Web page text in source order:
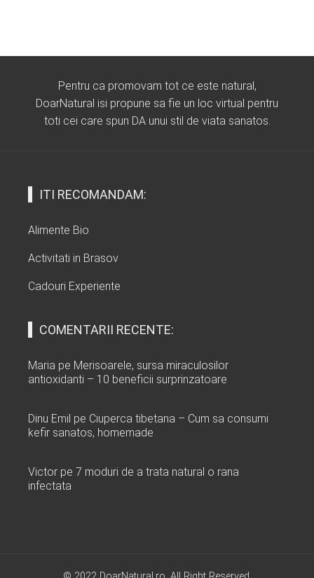
Pentru ca promovam tot ce este natural,
DoarNatural isi propune sa fie un loc virtual pentru
toti cei care spun DA unui stil de viata sanatos.
ITI RECOMANDAM:
Alimente Bio
Activitati in Brasov
Cadouri Experiente
COMENTARII RECENTE:
Maria pe Merisoarele, sursa miraculosilor
antioxidanti – 10 beneficii surprinzatoare
Dinu Emil pe Ciuperca tibetana – Cum sa consumi
kefir sanatos, homemade
Victor pe 7 moduri de a trata natural o rana
infectata